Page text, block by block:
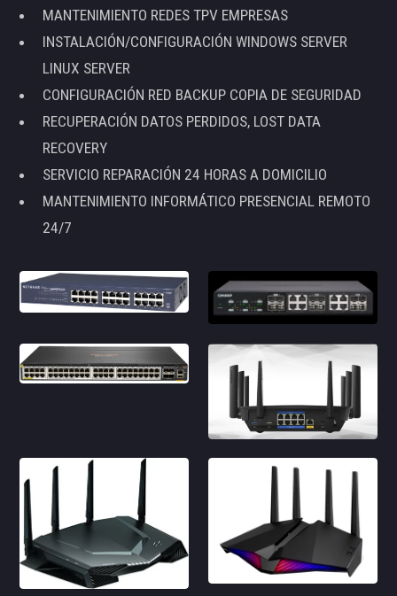
MANTENIMIENTO REDES TPV EMPRESAS
INSTALACIÓN/CONFIGURACIÓN WINDOWS SERVER
LINUX SERVER
CONFIGURACIÓN RED BACKUP COPIA DE SEGURIDAD
RECUPERACIÓN DATOS PERDIDOS, LOST DATA
RECOVERY
SERVICIO REPARACIÓN 24 HORAS A DOMICILIO
MANTENIMIENTO INFORMÁTICO PRESENCIAL REMOTO
24/7